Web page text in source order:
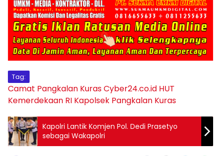
Tag:
Camat Pangkalan KurasCyber24.co.id HUT
Kemerdekaan RI Kapolsek Pangkalan Kuras
Kapolri Lantik Komjen Pol. Dedi Prasetyo
sebagai Wakapolri